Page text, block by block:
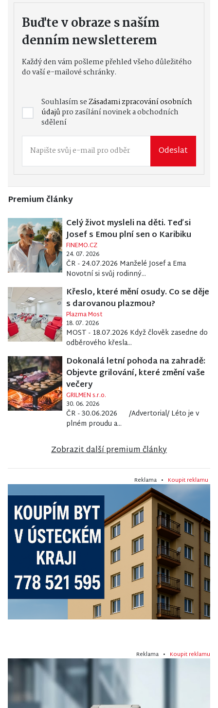
Buďte v obraze s naším
denním newsletterem
Každý den vám pošleme přehled všeho důležitého
do vaší e-mailové schránky.
Souhlasím seZásadami zpracování osobních
údajůpro zasílání novinek a obchodních
sdělení
Odeslat
Premium články
Celý život mysleli na děti. Teď si
Josef s Emou plní sen o Karibiku
FINEMO.CZ
24. 07. 2026
ČR - 24.07.2026 Manželé Josef a Ema
Novotní si svůj rodinný...
Křeslo, které mění osudy. Co se děje
s darovanou plazmou?
Plazma Most
18. 07. 2026
MOST - 18.07.2026 Když člověk zasedne do
odběrového křesla...
Dokonalá letní pohoda na zahradě:
Objevte grilování, které změní vaše
večery
GRILMEN s.r.o.
30. 06. 2026
ČR - 30.06.2026 /Advertorial/ Léto je v
plném proudu a...
Zobrazit další premium články
Reklama • Koupit reklamu
Reklama • Koupit reklamu